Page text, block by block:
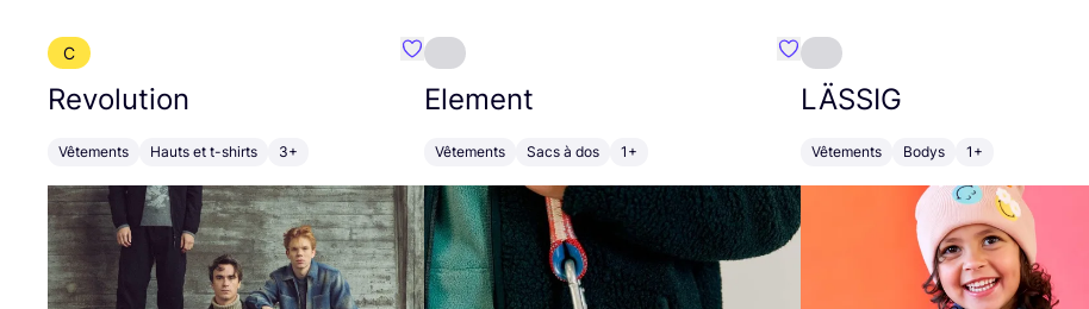
C
Revolution
Vêtements Hauts et t-shirts 3+
Préféré {nom}
Element
Vêtements Sacs à dos 1+
Préféré {nom}
LÄSSIG
Vêtements Bodys 1+